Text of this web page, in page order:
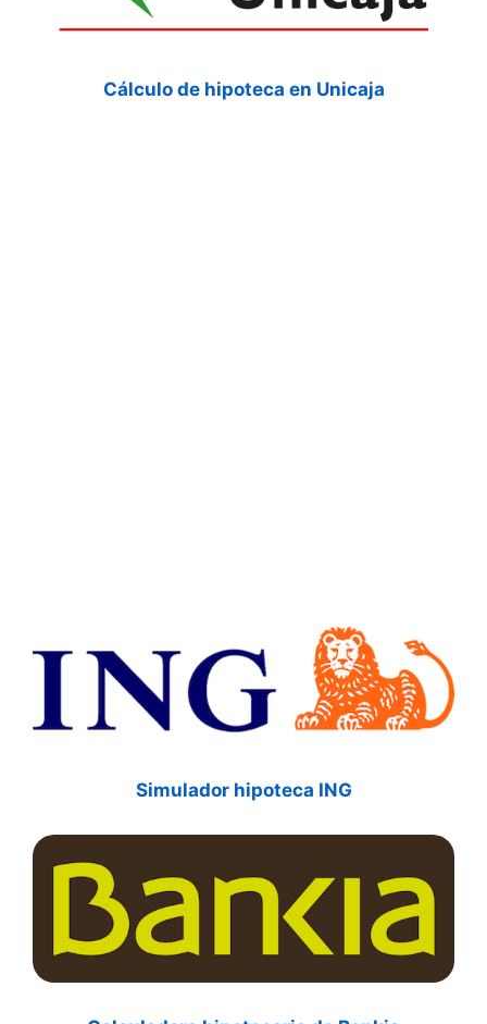
Cálculo de hipoteca en Unicaja
Simulador hipoteca ING